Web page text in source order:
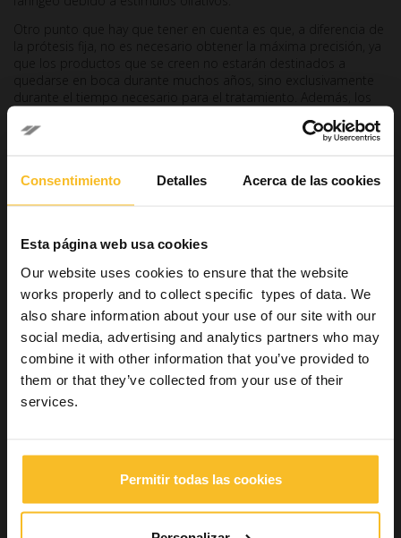
Consentimiento Detalles Acerca de las cookies
Esta página web usa cookies
Our website uses cookies to ensure that the website
works properly and to collect specific types of data. We
also share information about your use of our site with our
social media, advertising and analytics partners who may
combine it with other information that you’ve provided to
them or that they’ve collected from your use of their
services.
Permitir todas las cookies
Otro punto que hay que tener en cuenta es que, a diferencia de
la prótesis fija, no es necesario obtener la máxima precisión, ya
que los productos que se creen no estarán destinados a
quedarse en boca durante muchos años, sino exclusivamente
durante el tiempo necesario para el tratamiento. Además, los
podrán rellenarse con cemento.
Los ventajas del alginato
ortodóntico
Teniendo en cuenta estos aspectos, parece lógico que el
sea el alginato. (1) Este es, de hecho, un material económico
contiempos de endurecimientomuy rápidos y que
normalmente tienecolor yun aroma agradable.
Entre los alginatos,son preferibles los de tipofast oextra-
fast, es decir, aquellos que ofrecen un tiempo de permanencia
en la cavidad oral más breve. Cuando menor sea el tiempo de
endurecimiento intraoral, menor será el riesgo de provocar el
reflejo faríngeo, una eventualidad difícil de gestionar y que a
susceptible a este tipo de procedimiento.
Además de considerar esa característica, habrá que elegir
materiales de colores vivos y que puedan distraer al paciente
durante un procedimiento tan invasivo.